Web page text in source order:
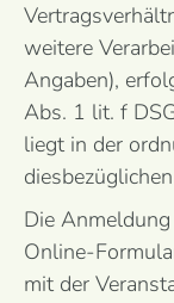
weitere
Angaben),
Abs. 1 lit. f
liegt in der
Die
Online-
mit der